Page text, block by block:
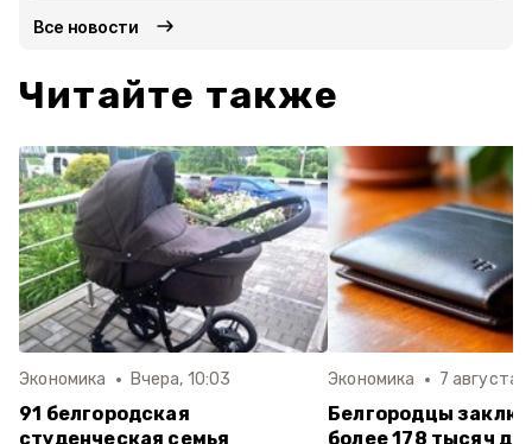
Все новости
Читайте также
Экономика Вчера, 10:03
91 белгородская
студенческая семья
Экономика 7 августа ,
Белгородцы
более 178 тысяч